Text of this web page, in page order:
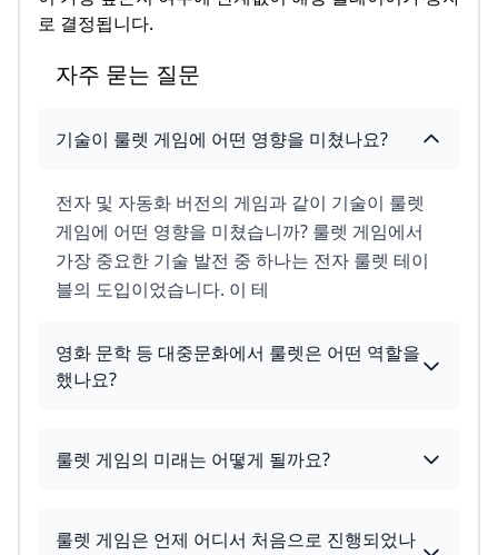
로 결정됩니다.
자주 묻는 질문
기술이 룰렛 게임에 어떤 영향을 미쳤나요?
전자 및 자동화 버전의 게임과 같이 기술이 룰렛
게임에 어떤 영향을 미쳤습니까? 룰렛 게임에서
가장 중요한 기술 발전 중 하나는 전자 룰렛 테이
블의 도입이었습니다. 이 테
영화 문학 등 대중문화에서 룰렛은 어떤 역할을
했나요?
룰렛 게임의 미래는 어떻게 될까요?
룰렛 게임은 언제 어디서 처음으로 진행되었나